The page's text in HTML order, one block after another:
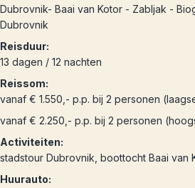
Dubrovnik- Baai van Kotor - Zabljak -
Dubrovnik
Reisduur:
13 dagen / 12 nachten
Reissom:
vanaf € 1.550,- p.p. bij 2 personen
vanaf € 2.250,- p.p. bij 2 personen
Activiteiten:
stadstour Dubrovnik, boottocht Baai van
Huurauto: